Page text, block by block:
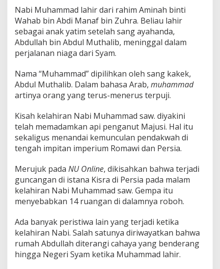
Nabi Muhammad lahir dari rahim Aminah binti
Wahab bin Abdi Manaf bin Zuhra. Beliau lahir
sebagai anak yatim setelah sang ayahanda,
Abdullah bin Abdul Muthalib, meninggal dalam
perjalanan niaga dari Syam.
Nama “Muhammad” dipilihkan oleh sang kakek,
Abdul Muthalib. Dalam bahasa Arab, muhammad
artinya orang yang terus-menerus terpuji.
Kisah kelahiran Nabi Muhammad saw. diyakini
telah memadamkan api penganut Majusi. Hal itu
sekaligus menandai kemunculan pendakwah di
tengah impitan imperium Romawi dan Persia.
Merujuk pada NU Online, dikisahkan bahwa terjadi
guncangan di istana Kisra di Persia pada malam
kelahiran Nabi Muhammad saw. Gempa itu
menyebabkan 14 ruangan di dalamnya roboh.
Ada banyak peristiwa lain yang terjadi ketika
kelahiran Nabi. Salah satunya diriwayatkan bahwa
rumah Abdullah diterangi cahaya yang benderang
hingga Negeri Syam ketika Muhammad lahir.